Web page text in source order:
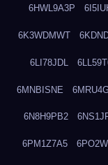
6HWL9A3P
6K3WDMWT
6LI78JDL
6MNBISNE
6N8H9PB2
6PM1Z7A5